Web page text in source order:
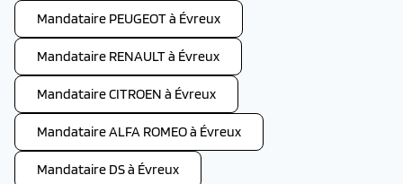
Mandataire PEUGEOT à Évreux
Mandataire RENAULT à Évreux
Mandataire CITROEN à Évreux
Mandataire ALFA ROMEO à Évreux
Mandataire DS à Évreux